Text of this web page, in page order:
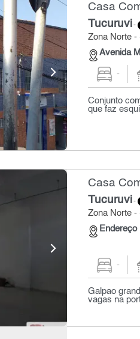
Casa
Tucuruvi-
Zona Norte -
Avenida
-
Conjunto
que faz
Casa
Tucuruvi-
Zona Norte -
-
Galpao
vagas na